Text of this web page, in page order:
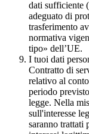
dati sufficiente
adeguato di
trasferimento
normativa
tipo» dell’UE.
I tuoi dati
Contratto di
relativo al
periodo
legge. Nella
sull'interesse
saranno trattati